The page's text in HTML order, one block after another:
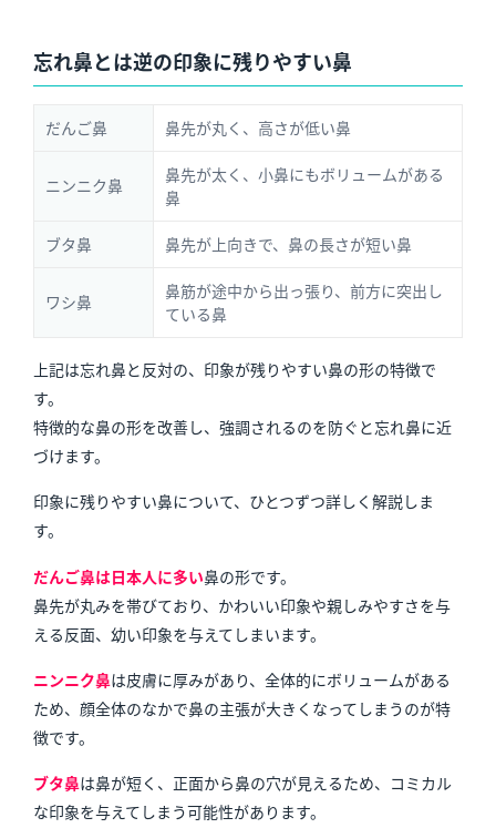
忘れ鼻とは逆の印象に残りやすい鼻
だんご鼻 鼻先が丸く、高さが低い鼻
ニンニク鼻
鼻先が太く、小鼻にもボリュームがある
鼻
ブタ鼻 鼻先が上向きで、鼻の長さが短い鼻
ワシ鼻
鼻筋が途中から出っ張り、前方に突出し
ている鼻
上記は忘れ鼻と反対の、印象が残りやすい鼻の形の特徴で
す。
特徴的な鼻の形を改善し、強調されるのを防ぐと忘れ鼻に近
づけます。
印象に残りやすい鼻について、ひとつずつ詳しく解説しま
す。
だんご鼻は日本人に多い鼻の形です。
鼻先が丸みを帯びており、かわいい印象や親しみやすさを与
える反面、幼い印象を与えてしまいます。
ニンニク鼻は皮膚に厚みがあり、全体的にボリュームがある
ため、顔全体のなかで鼻の主張が大きくなってしまうのが特
徴です。
ブタ鼻は鼻が短く、正面から鼻の穴が見えるため、コミカル
な印象を与えてしまう可能性があります。